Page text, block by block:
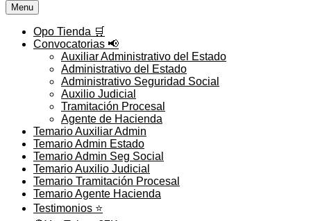
Menu
Opo Tienda 🛒
Convocatorias 📢
Auxiliar Administrativo del Estado
Administrativo del Estado
Administrativo Seguridad Social
Auxilio Judicial
Tramitación Procesal
Agente de Hacienda
Temario Auxiliar Admin
Temario Admin Estado
Temario Admin Seg Social
Temario Auxilio Judicial
Temario Tramitación Procesal
Temario Agente Hacienda
Testimonios ⭐️